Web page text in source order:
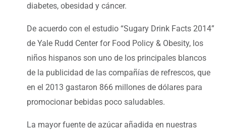
diabetes, obesidad y cáncer.
De acuerdo con el estudio “Sugary Drink Facts 2014”
de Yale Rudd Center for Food Policy & Obesity, los
niños hispanos son uno de los principales blancos
de la publicidad de las compañías de refrescos, que
en el 2013 gastaron 866 millones de dólares para
promocionar bebidas poco saludables.
La mayor fuente de azúcar añadida en nuestras